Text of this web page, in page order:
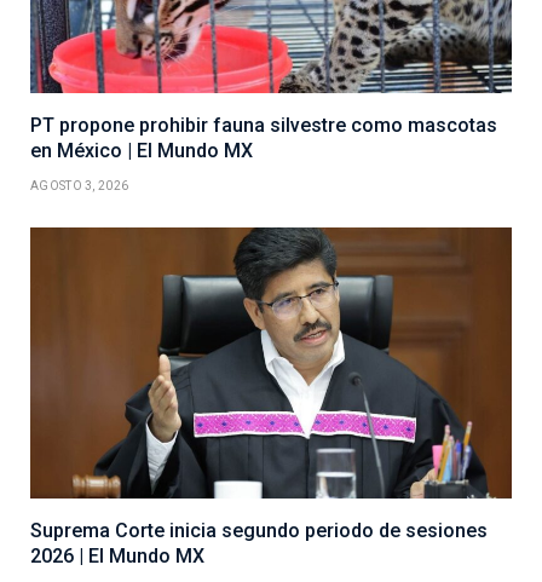
PT propone prohibir fauna silvestre como mascotas
en México | El Mundo MX
AGOSTO 3, 2026
Suprema Corte inicia segundo periodo de sesiones
2026 | El Mundo MX